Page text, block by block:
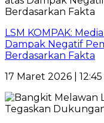
LSM KOMPAK:
Dampak Negatif
Berdasarkan Fakta
17 Maret 2026 |